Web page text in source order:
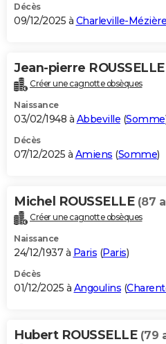
Décès
09/12/2025 à Charleville-
Jean-pierre ROUSSELLE
Créer une cagnotte obsèques
Naissance
03/02/1948 à Abbeville (Somme
Décès
07/12/2025 à Amiens (Somme)
Michel ROUSSELLE (87
Créer une cagnotte obsèques
Naissance
24/12/1937 à Paris (Paris)
Décès
01/12/2025 à Angoulins (
Hubert ROUSSELLE (79